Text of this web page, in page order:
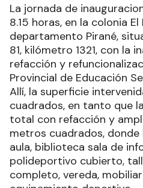
La jornada de
8.15 horas, en la colonia
departamento Pirané,
81, kilómetro 1321, con la
refacción y
Provincial de Educación
Allí, la superficie
cuadrados, en tanto que
total con refacción y
metros cuadrados, donde
aula, biblioteca sala de
polideportivo cubierto,
completo, vereda,